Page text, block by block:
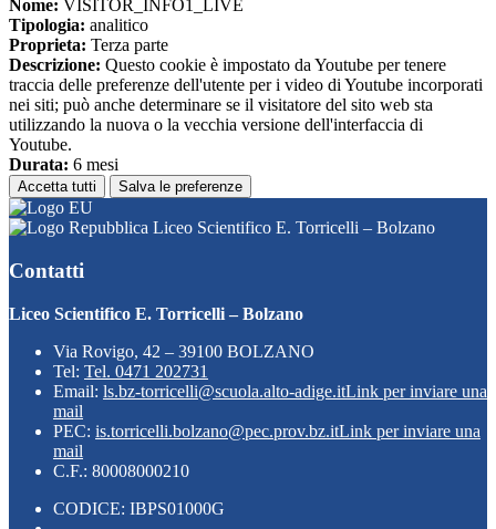
Nome: VISITOR_INFO1_LIVE
Tipologia: analitico
Proprieta: Terza parte
Descrizione: Questo cookie è impostato da Youtube per tenere
traccia delle preferenze dell'utente per i video di Youtube incorporati
nei siti; può anche determinare se il visitatore del sito web sta
utilizzando la nuova o la vecchia versione dell'interfaccia di
Youtube.
Durata: 6 mesi
Accetta tutti Salva le preferenze
Liceo Scientifico E. Torricelli – Bolzano
Contatti
Liceo Scientifico E. Torricelli – Bolzano
Via Rovigo, 42 – 39100 BOLZANO
Tel: Tel. 0471 202731
Email: ls.bz-torricelli@scuola.alto-adige.itLink per inviare una
mail
PEC: is.torricelli.bolzano@pec.prov.bz.itLink per inviare una
mail
C.F.: 80008000210
CODICE: IBPS01000G